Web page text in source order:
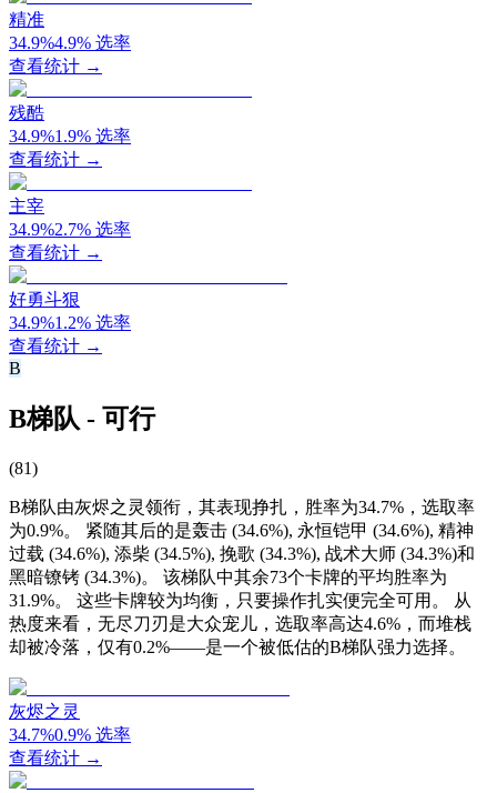
精准
34.9%4.9% 选率
查看统计 →
残酷
34.9%1.9% 选率
查看统计 →
主宰
34.9%2.7% 选率
查看统计 →
好勇斗狠
34.9%1.2% 选率
查看统计 →
B
B梯队 - 可行
(81)
B梯队由灰烬之灵领衔，其表现挣扎，胜率为34.7%，选取率
为0.9%。 紧随其后的是轰击 (34.6%), 永恒铠甲 (34.6%), 精神
过载 (34.6%), 添柴 (34.5%), 挽歌 (34.3%), 战术大师 (34.3%)和
黑暗镣铐 (34.3%)。 该梯队中其余73个卡牌的平均胜率为
31.9%。 这些卡牌较为均衡，只要操作扎实便完全可用。 从
热度来看，无尽刀刃是大众宠儿，选取率高达4.6%，而堆栈
却被冷落，仅有0.2%——是一个被低估的B梯队强力选择。
灰烬之灵
34.7%0.9% 选率
查看统计 →